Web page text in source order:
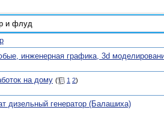
и флуд
инженерная графика, 3d
на дому ( 1 2)
дизельный генератор (Балашиха)